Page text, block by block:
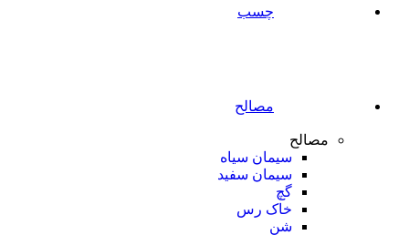
چسب
مصالح
مصالح
سیمان سیاه
سیمان سفید
گچ
خاک رس
شن